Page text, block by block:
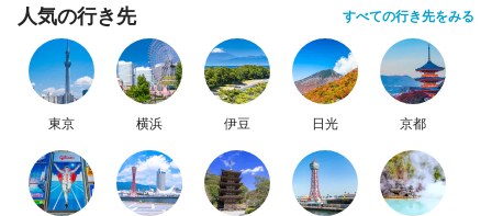
人気の行き先 すべての行き先をみる
東京 横浜 伊豆 日光 京都